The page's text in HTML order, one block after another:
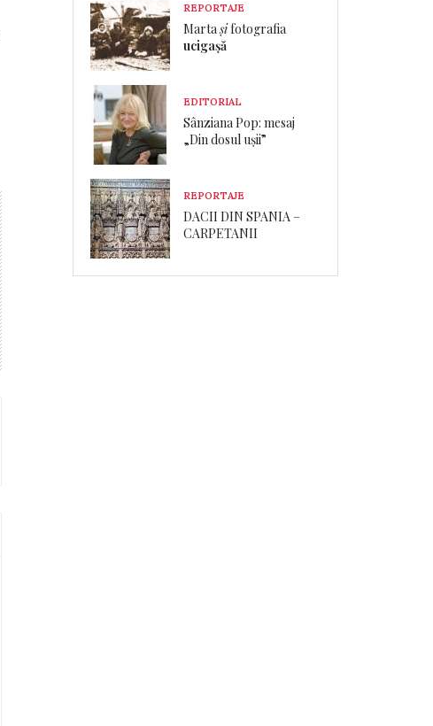
REPORTAJE
Martașifotografia
ucigașă
EDITORIAL
Sânziana Pop: mesaj
„Din dosul ușii”
REPORTAJE
DACII DIN SPANIA –
CARPETANII